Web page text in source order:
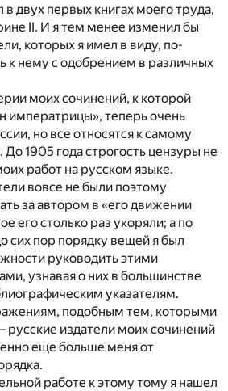
двух первых книгах моего труда,
II. И я тем менее изменил бы
которых я имел в виду, по-
к нему с одобрением в различных
моих сочинений, к которой
императрицы», теперь очень
но все относятся к самому
1905 года строгость цензуры не
работ на русском языке.
вовсе не были поэтому
за автором в «его движении
его столько раз укоряли; а по
сих пор порядку вещей я был
руководить этими
узнавая о них в большинстве
указателям.
подобным тем, которыми
русские издатели моих сочинений
еще больше меня от
работе к этому тому я нашел